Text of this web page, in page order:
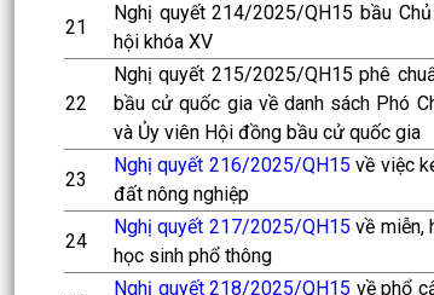
21
Nghị quyết 214/2025/QH15 bầu
hội khóa XV
22
Nghị quyết 215/2025/QH15 phê
bầu cử quốc gia về danh sách Phó
và Ủy viên Hội đồng bầu cử quốc gia
23
Nghị quyết 216/2025/QH15 về việc
đất nông nghiệp
24
Nghị quyết 217/2025/QH15 về miễn,
học sinh phổ thông
Nghị quyết 218/2025/QH15 về phổ